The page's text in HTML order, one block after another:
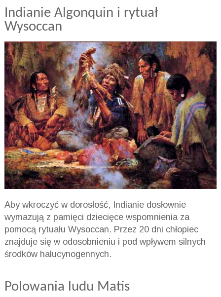
Indianie Algonquin i rytuał
Wysoccan
Aby wkroczyć w dorosłość, Indianie dosłownie
wymazują z pamięci dziecięce wspomnienia za
pomocą rytuału Wysoccan. Przez 20 dni chłopiec
znajduje się w odosobnieniu i pod wpływem silnych
środków halucynogennych.
Polowania ludu Matis